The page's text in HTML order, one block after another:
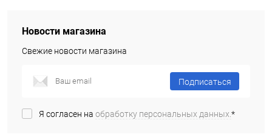
Новости магазина
Свежие новости магазина
Подписаться
Я согласен на обработку персональных данных.*